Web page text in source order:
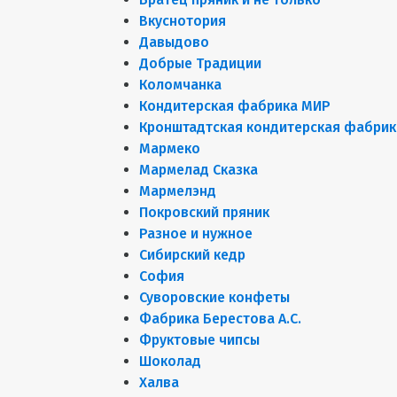
Вкуснотория
Давыдово
Добрые Традиции
Коломчанка
Кондитерская фабрика МИР
Кронштадтская кондитерская
Мармеко
Мармелад Сказка
Мармелэнд
Покровский пряник
Разное и нужное
Сибирский кедр
София
Суворовские конфеты
Фабрика Берестова А.С.
Фруктовые чипсы
Шоколад
Халва